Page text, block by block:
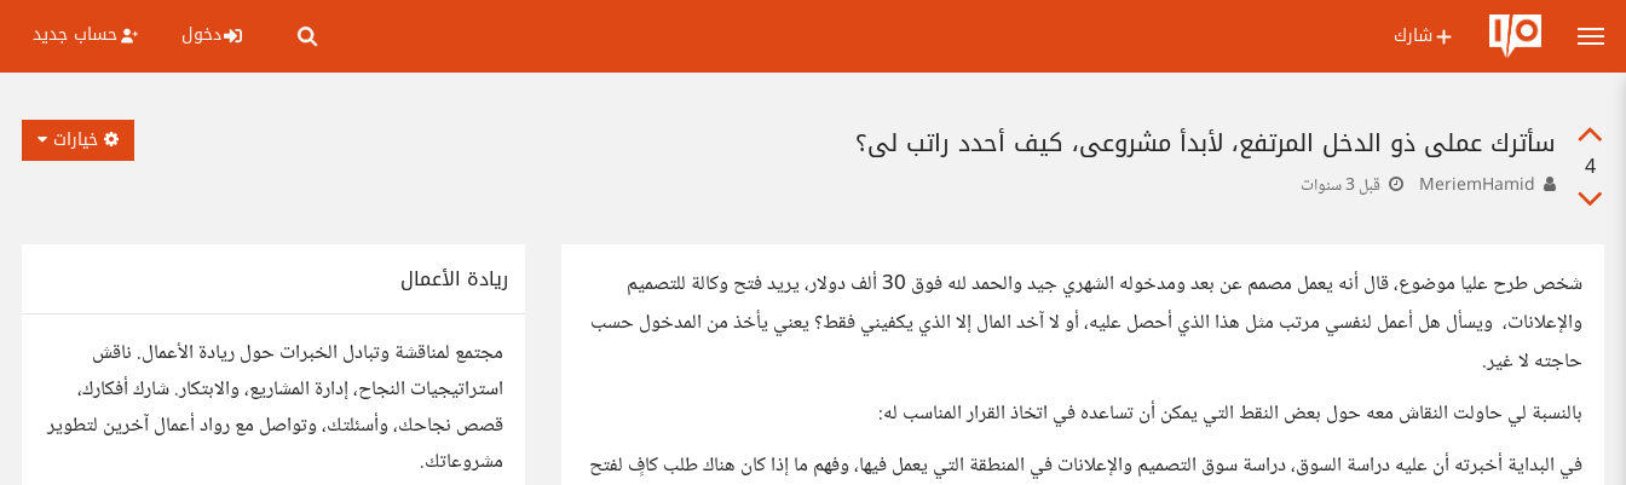
شارك دخول حساب جديد
4
سأترك عملي ذو الدخل المرتفع، لأبدأ مشروعي، كيف أحدد راتب لي؟
قبل 3 سنوات
خيارات
شخص طرح عليا موضوع، قال أنه يعمل مصمم عن بعد ومدخوله الشهري جيد والحمد لله فوق 30 ألف دولار، يريد فتح وكالة للتصميم
والإعلانات، ويسأل هل أعمل لنفسي مرتب مثل هذا الذي أحصل عليه، أو لا آخد المال إلا الذي يكفيني فقط؟ يعني يأخذ من المدخول حسب
حاجته لا غير.
بالنسبة لي حاولت النقاش معه حول بعض النقط التي يمكن أن تساعده في اتخاذ القرار المناسب له:
في البداية أخبرته أن عليه دراسة السوق، دراسة سوق التصميم والإعلانات في المنطقة التي يعمل فيها، وفهم ما إذا كان هناك طلب كافٍ لفتح
ريادة الأعمال
مجتمع لمناقشة وتبادل الخبرات حول ريادة الأعمال. ناقش
استراتيجيات النجاح، إدارة المشاريع، والابتكار. شارك أفكارك،
قصص نجاحك، وأسئلتك، وتواصل مع رواد أعمال آخرين لتطوير
مشروعاتك.